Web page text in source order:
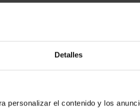
Detalles
personalizar el contenido y los
-
CIUDADES PATRIMONIO -